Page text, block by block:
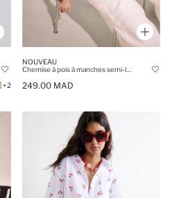
+2
NOUVEAU
249.00 MAD